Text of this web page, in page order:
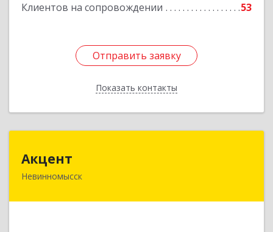
Клиентов на сопровождении 53
Отправить заявку
Показать контакты
Отправить заявку
Назад
Акцент
Невинномысск
357112, Ставропольский край, Невинномысск г,